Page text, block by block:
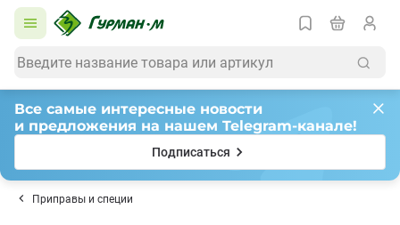
Все самые интересные новости
и предложения на нашем Telegram-канале!
Подписаться
Приправы и специи